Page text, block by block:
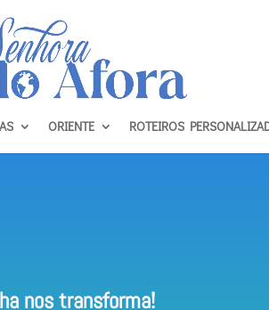
ORIENTE ROTEIROS
nos transforma!